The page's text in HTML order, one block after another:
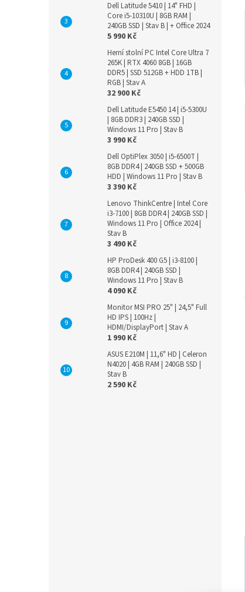
Dell Latitude 5410 | 14" FHD |
Core i5-10310U | 8GB RAM |
240GB SSD | Stav B | + Office 2024
5 990 Kč
Herní stolní PC Intel Core Ultra 7
265K | RTX 4060 8GB | 16GB
DDR5 | SSD 512GB + HDD 1TB |
RGB | Stav A
32 900 Kč
Dell Latitude E5450 14 | i5-5300U
| 8GB DDR3 | 240GB SSD |
Windows 11 Pro | Stav B
3 990 Kč
Dell OptiPlex 3050 | i5-6500T |
8GB DDR4 | 240GB SSD + 500GB
HDD | Windows 11 Pro | Stav B
3 390 Kč
Lenovo ThinkCentre | Intel Core
i3-7100 | 8GB DDR4 | 240GB SSD |
Windows 11 Pro | Office 2024 |
Stav B
3 490 Kč
HP ProDesk 400 G5 | i3-8100 |
8GB DDR4 | 240GB SSD |
Windows 11 Pro | Stav B
4 090 Kč
Monitor MSI PRO 25" | 24,5" Full
HD IPS | 100Hz |
HDMI/DisplayPort | Stav A
1 990 Kč
ASUS E210M | 11,6" HD | Celeron
N4020 | 4GB RAM | 240GB SSD |
Stav B
2 590 Kč